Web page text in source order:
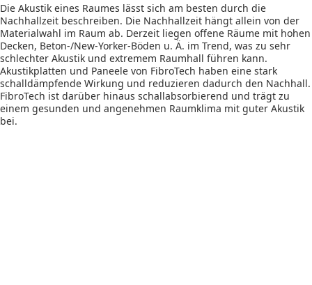
Die Akustik eines Raumes lässt sich am besten durch die
Nachhallzeit beschreiben. Die Nachhallzeit hängt allein von der
Materialwahl im Raum ab. Derzeit liegen offene Räume mit hohen
Decken, Beton-/New-Yorker-Böden u. Ä. im Trend, was zu sehr
schlechter Akustik und extremem Raumhall führen kann.
Akustikplatten und Paneele von FibroTech haben eine stark
schalldämpfende Wirkung und reduzieren dadurch den Nachhall.
FibroTech ist darüber hinaus schallabsorbierend und trägt zu
einem gesunden und angenehmen Raumklima mit guter Akustik
bei.